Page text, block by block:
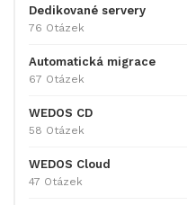
Dedikované servery
76 Otázek
Automatická migrace
67 Otázek
WEDOS CD
58 Otázek
WEDOS Cloud
47 Otázek